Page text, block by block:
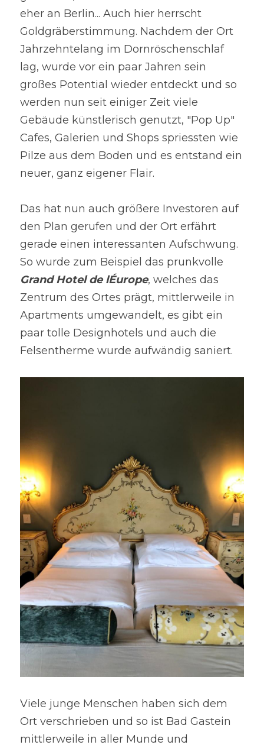
eher an Berlin... Auch hier herrscht
Goldgräberstimmung. Nachdem der Ort
Jahrzehntelang im Dornröschenschlaf
lag, wurde vor ein paar Jahren sein
großes Potential wieder entdeckt und so
werden nun seit einiger Zeit viele
Gebäude künstlerisch genutzt, "Pop Up"
Cafes, Galerien und Shops spriessten wie
Pilze aus dem Boden und es entstand ein
neuer, ganz eigener Flair.
Das hat nun auch größere Investoren auf
den Plan gerufen und der Ort erfährt
gerade einen interessanten Aufschwung.
Grand Hotel de lÉurope, welches das
Zentrum des Ortes prägt, mittlerweile in
Apartments umgewandelt, es gibt ein
paar tolle Designhotels und auch die
Felsentherme wurde aufwändig saniert.
Viele junge Menschen haben sich dem
Ort verschrieben und so ist Bad Gastein
mittlerweile in aller Munde und